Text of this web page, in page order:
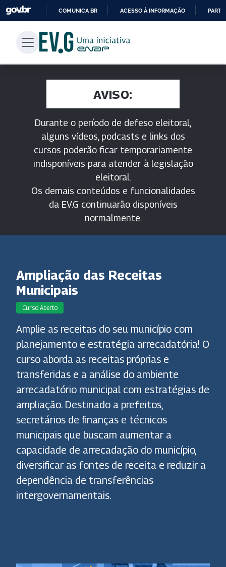
PARA
CONTEÚDO
COMUNICA BR ACESSO À INFORMAÇÃO
AVISO:
Durante o período de defeso eleitoral,
alguns vídeos, podcasts e links dos
cursos poderão ficar temporariamente
indisponíveis para atender à legislação
eleitoral.
Os demais conteúdos e funcionalidades
da EV.G continuarão disponíveis
normalmente.
Ampliação das Receitas
Municipais
Curso Aberto
Amplie as receitas do seu município com
planejamento e estratégia arrecadatória! O
curso aborda as receitas próprias e
transferidas e a análise do ambiente
arrecadatório municipal com estratégias de
ampliação. Destinado a prefeitos,
secretários de finanças e técnicos
municipais que buscam aumentar a
capacidade de arrecadação do município,
diversificar as fontes de receita e reduzir a
dependência de transferências
intergovernamentais.